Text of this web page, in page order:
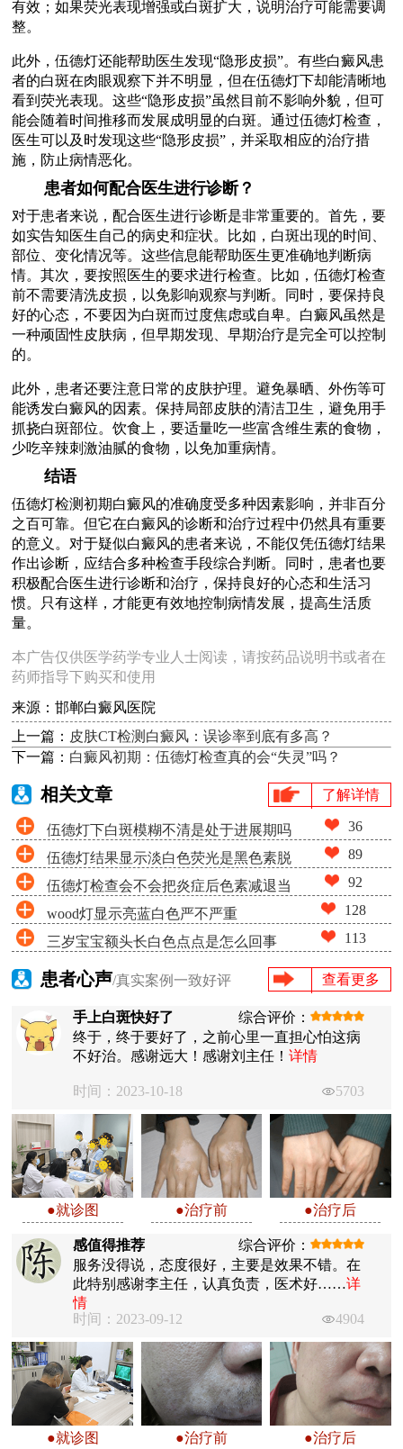
有效；如果荧光表现增强或白斑扩大，说明治疗可能需要调
整。
此外，伍德灯还能帮助医生发现“隐形皮损”。有些白癜风患
者的白斑在肉眼观察下并不明显，但在伍德灯下却能清晰地
看到荧光表现。这些“隐形皮损”虽然目前不影响外貌，但可
能会随着时间推移而发展成明显的白斑。通过伍德灯检查，
医生可以及时发现这些“隐形皮损”，并采取相应的治疗措
施，防止病情恶化。
患者如何配合医生进行诊断？
对于患者来说，配合医生进行诊断是非常重要的。首先，要
如实告知医生自己的病史和症状。比如，白斑出现的时间、
部位、变化情况等。这些信息能帮助医生更准确地判断病
情。其次，要按照医生的要求进行检查。比如，伍德灯检查
前不需要清洗皮损，以免影响观察与判断。同时，要保持良
好的心态，不要因为白斑而过度焦虑或自卑。白癜风虽然是
一种顽固性皮肤病，但早期发现、早期治疗是完全可以控制
的。
此外，患者还要注意日常的皮肤护理。避免暴晒、外伤等可
能诱发白癜风的因素。保持局部皮肤的清洁卫生，避免用手
抓挠白斑部位。饮食上，要适量吃一些富含维生素的食物，
少吃辛辣刺激油腻的食物，以免加重病情。
结语
伍德灯检测初期白癜风的准确度受多种因素影响，并非百分
之百可靠。但它在白癜风的诊断和治疗过程中仍然具有重要
的意义。对于疑似白癜风的患者来说，不能仅凭伍德灯结果
作出诊断，应结合多种检查手段综合判断。同时，患者也要
积极配合医生进行诊断和治疗，保持良好的心态和生活习
惯。只有这样，才能更有效地控制病情发展，提高生活质
量。
本广告仅供医学药学专业人士阅读，请按药品说明书或者在
药师指导下购买和使用
来源：邯郸白癜风医院
上一篇： 皮肤CT检测白癜风：误诊率到底有多高？
下一篇： 白癜风初期：伍德灯检查真的会“失灵”吗？
相关文章 了解详情
伍德灯下白斑模糊不清是处于进展期吗 36
伍德灯结果显示淡白色荧光是黑色素脱
失很少吗
89
伍德灯检查会不会把炎症后色素减退当
成白癜风
92
wood灯显示亮蓝白色严不严重 128
三岁宝宝额头长白色点点是怎么回事 113
患者心声/真实案例一致好评 查看更多
手上白斑快好了
综合评价：
终于，终于要好了，之前心里一直担心怕这病
不好治。感谢远大！感谢刘主任！详情
时间：2023-10-18 5703
●就诊图 ●治疗前 ●治疗后
感值得推荐
综合评价：
服务没得说，态度很好，主要是效果不错。在
此特别感谢李主任，认真负责，医术好……详
情
时间：2023-09-12
4904
●就诊图 ●治疗前 ●治疗后